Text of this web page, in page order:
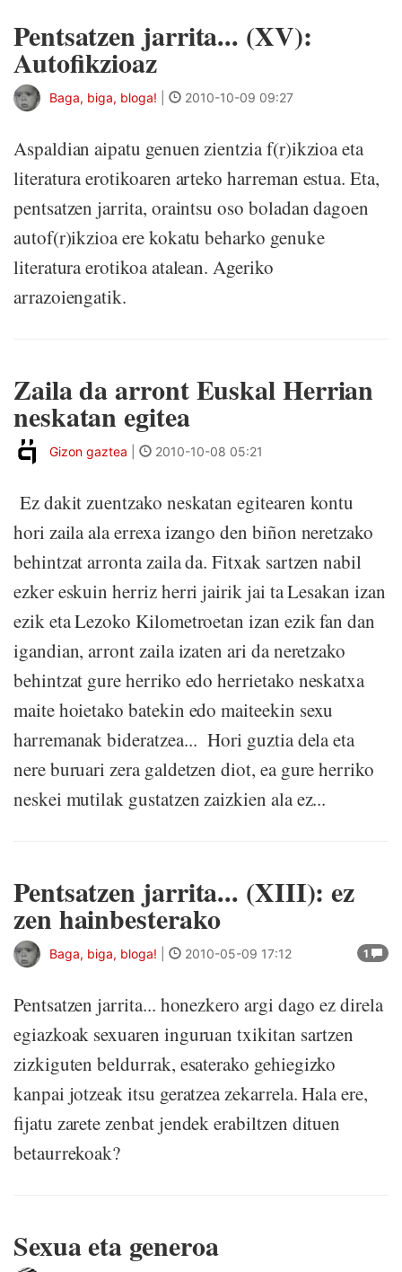
Pentsatzen jarrita... (XV):
Autofikzioaz
Baga, biga, bloga! 2010-10-09 09:27
Aspaldian aipatu genuen zientzia f(r)ikzioa eta
literatura erotikoaren arteko harreman estua. Eta,
pentsatzen jarrita, oraintsu oso boladan dagoen
autof(r)ikzioa ere kokatu beharko genuke
literatura erotikoa atalean. Ageriko
arrazoiengatik.
Zaila da arront Euskal Herrian
neskatan egitea
Gizon gaztea 2010-10-08 05:21
Ez dakit zuentzako neskatan egitearen kontu
hori zaila ala errexa izango den biñon neretzako
behintzat arronta zaila da. Fitxak sartzen nabil
ezker eskuin herriz herri jairik jai ta Lesakan izan
ezik eta Lezoko Kilometroetan izan ezik fan dan
igandian, arront zaila izaten ari da neretzako
behintzat gure herriko edo herrietako neskatxa
maite hoietako batekin edo maiteekin sexu
harremanak bideratzea... Hori guztia dela eta
nere buruari zera galdetzen diot, ea gure herriko
neskei mutilak gustatzen zaizkien ala ez...
Pentsatzen jarrita... (XIII): ez
zen hainbesterako
1
Baga, biga, bloga! 2010-05-09 17:12
Pentsatzen jarrita... honezkero argi dago ez direla
egiazkoak sexuaren inguruan txikitan sartzen
zizkiguten beldurrak, esaterako gehiegizko
kanpai jotzeak itsu geratzea zekarrela. Hala ere,
fijatu zarete zenbat jendek erabiltzen dituen
betaurrekoak?
Sexua eta generoa